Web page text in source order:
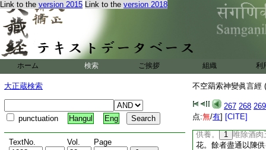
Link to the version 2015 Link to the version 2018
ホーム 検索 ご挨拶 組織 利
大正蔵検索
punctuation Hangul Eng
TextNo. Vol. Page
不空羂索神變眞言經
267 268 269
点:無/有] [CITE]
莊嚴。當以金壜或
水香龍腦香水。淨
羂索。以白栴檀末
上汎花。八金盤三
果蓏。六十四分三
外敷獻三十 10 三
内外敷置燒
盆。滿盛香水水上
枚。外院四面一百
供養。
1 唯除酒肉
花。餘者盡通以陳